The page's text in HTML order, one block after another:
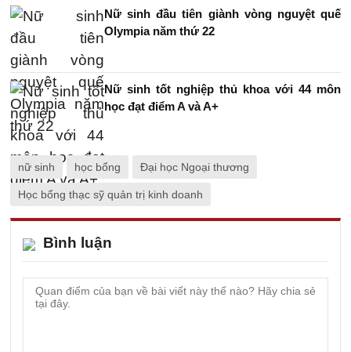
Nữ sinh đầu tiên giành vòng nguyệt quế
Olympia năm thứ 22
Nữ sinh tốt nghiệp thủ khoa với 44 môn
học đạt điểm A và A+
nữ sinh học bổng Đại học Ngoại thương
Học bổng thạc sỹ quản trị kinh doanh
Bình luận